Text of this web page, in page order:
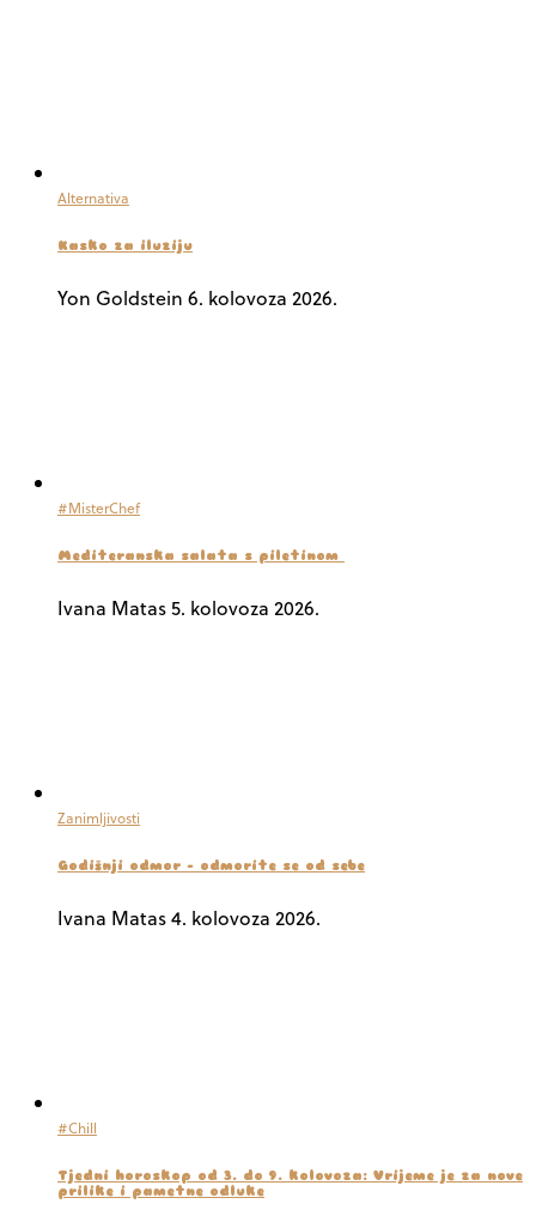
Alternativa
Kasko za iluziju
Yon Goldstein 6. kolovoza 2026.
#MisterChef
Mediteranska salata s piletinom
Ivana Matas5. kolovoza 2026.
Zanimljivosti
Godišnji odmor – odmorite se od sebe
Ivana Matas4. kolovoza 2026.
#Chill
Tjedni horoskop od 3. do 9. kolovoza: Vrijeme je za nove
prilike i pametne odluke